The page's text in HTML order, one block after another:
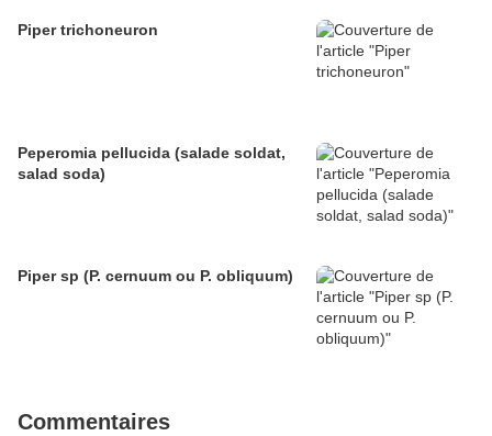
Piper trichoneuron
Peperomia pellucida (salade soldat,
salad soda)
Piper sp (P. cernuum ou P. obliquum)
Commentaires